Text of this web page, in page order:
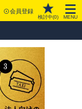
会員登録
検討中(0) MENU